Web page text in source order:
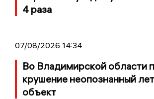
4 раза
07/08/2026 14:34
Во Владимирской области
крушение неопознанный
объект